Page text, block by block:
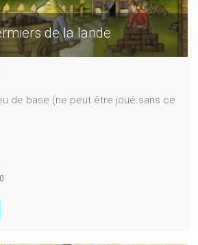
de la lande
de base (ne peut être joué sans ce